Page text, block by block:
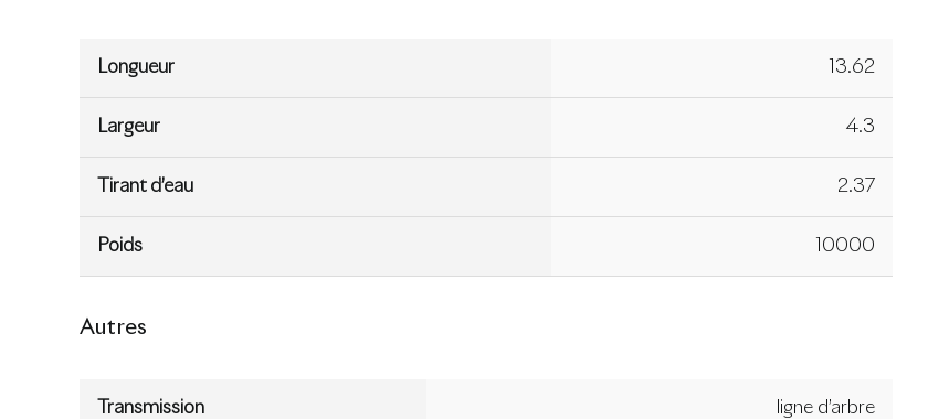
Longueur 13.62
Largeur 4.3
Tirant d’eau 2.37
Poids 10000
Autres
Transmission ligne d’arbre